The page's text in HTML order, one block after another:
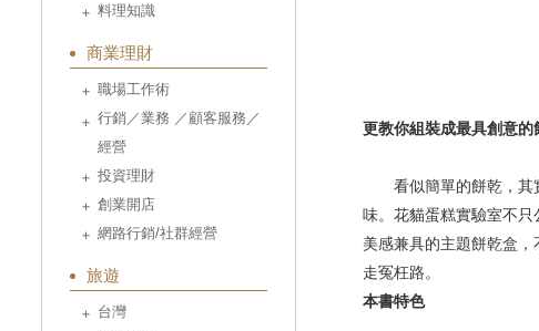
料理知識
商業理財
職場工作術
行銷／業務 ／顧客服務／
經營
投資理財
創業開店
網路行銷/社群經營
旅遊
台灣
更教你組裝成最具創意的
看似簡單的餅乾，其實
味。花貓蛋糕實驗室不只
美感兼具的主題餅乾盒
走冤枉路。
本書特色